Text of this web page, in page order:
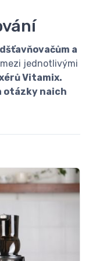
a
jednotlivými
Vitamix.
otázky naich